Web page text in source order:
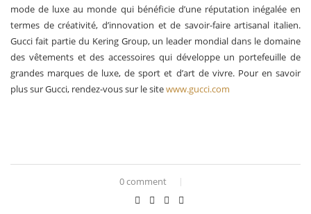
mode de luxe au monde qui bénéficie d’une réputation inégalée en
termes de créativité, d’innovation et de savoir-faire artisanal italien.
Gucci fait partie du Kering Group, un leader mondial dans le domaine
des vêtements et des accessoires qui développe un portefeuille de
grandes marques de luxe, de sport et d’art de vivre. Pour en savoir
plus sur Gucci, rendez-vous sur le sitewww.gucci.com
0 comment